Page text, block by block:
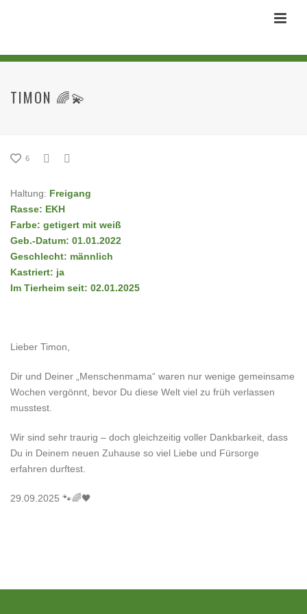
TIMON 🌈💫
6
Haltung: Freigang
Rasse: EKH
Farbe: getigert mit weiß
Geb.-Datum: 01.01.2022
Geschlecht: männlich
Kastriert: ja
Im Tierheim seit: 02.01.2025
Lieber Timon,
Dir und Deiner „Menschenmama“ waren nur wenige gemeinsame
Wochen vergönnt, bevor Du diese Welt viel zu früh verlassen
musstest.
Wir sind sehr traurig – doch gleichzeitig voller Dankbarkeit, dass
Du in Deinem neuen Zuhause so viel Liebe und Fürsorge
erfahren durftest.
29.09.2025 🐾🌈🖤